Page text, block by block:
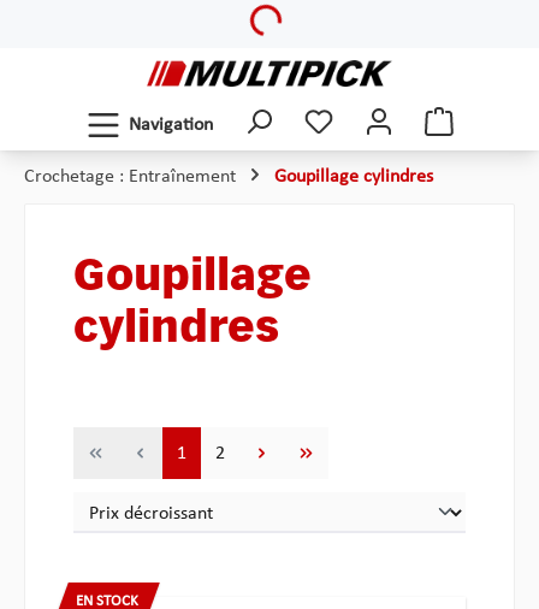
Loading...
Navigation
Crochetage : Entraînement Goupillage cylindres
Goupillage
cylindres
Page
1 Page
2
EN STOCK